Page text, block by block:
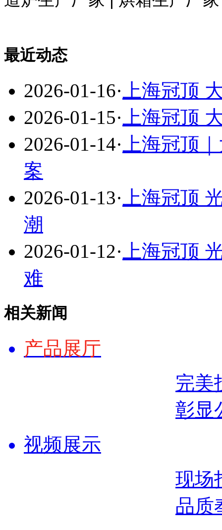
最近动态
2026-01-16· 上海冠顶
2026-01-15· 上海冠顶
2026-01-14· 上海冠顶
案
2026-01-13· 上海冠顶
潮
2026-01-12· 上海冠顶
难
相关新闻
产品展厅
完美
彰显
视频展示
现场
品质